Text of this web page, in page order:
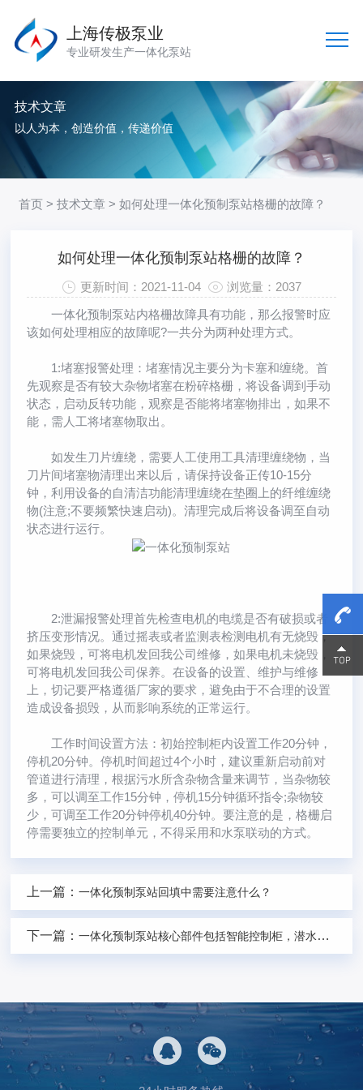
上海传极泵业
专业研发生产一体化泵站
技术文章
以人为本，创造价值，传递价值
首页 >技术文章 > 如何处理一体化预制泵站格栅的故障？
如何处理一体化预制泵站格栅的故障？
更新时间：2021-11-04
浏览量：2037
一体化预制泵站内格栅故障具有功能，那么报警时应
该如何处理相应的故障呢?一共分为两种处理方式。
1:堵塞报警处理：堵塞情况主要分为卡塞和缠绕。首
先观察是否有较大杂物堵塞在粉碎格栅，将设备调到手动
状态，启动反转功能，观察是否能将堵塞物排出，如果不
能，需人工将堵塞物取出。
如发生刀片缠绕，需要人工使用工具清理缠绕物，当
刀片间堵塞物清理出来以后，请保持设备正传10-15分
钟，利用设备的自清洁功能清理缠绕在垫圈上的纤维缠绕
物(注意;不要频繁快速启动)。清理完成后将设备调至自动
状态进行运行。
2:泄漏报警处理首先检查电机的电缆是否有破损或者
挤压变形情况。通过摇表或者监测表检测电机有无烧毁，
如果烧毁，可将电机发回我公司维修，如果电机未烧毁，
可将电机发回我公司保养。在设备的设置、维护与维修
上，切记要严格遵循厂家的要求，避免由于不合理的设置
造成设备损毁，从而影响系统的正常运行。
工作时间设置方法：初始控制柜内设置工作20分钟，
停机20分钟。停机时间超过4个小时，建议重新启动前对
管道进行清理，根据污水所含杂物含量来调节，当杂物较
多，可以调至工作15分钟，停机15分钟循环指令;杂物较
少，可调至工作20分钟停机40分钟。要注意的是，格栅启
停需要独立的控制单元，不得采用和水泵联动的方式。
上一篇：一体化预制泵站回填中需要注意什么？
下一篇：一体化预制泵站核心部件包括智能控制柜，潜水排污泵，除臭系统